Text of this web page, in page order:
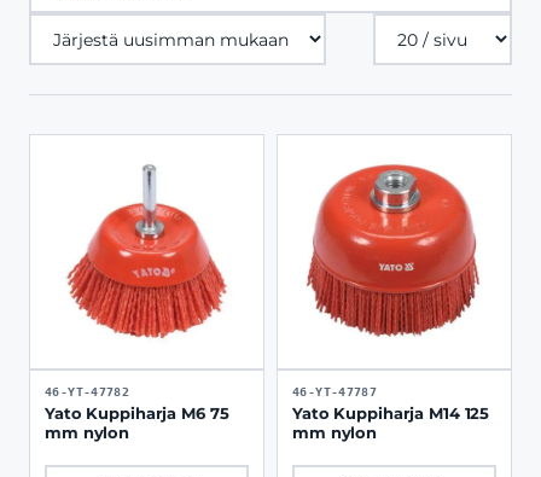
Tuotteita
sivulla
46-YT-47782
Yato Kuppiharja M6 75
mm nylon
46-YT-47787
Yato Kuppiharja M14 125
mm nylon